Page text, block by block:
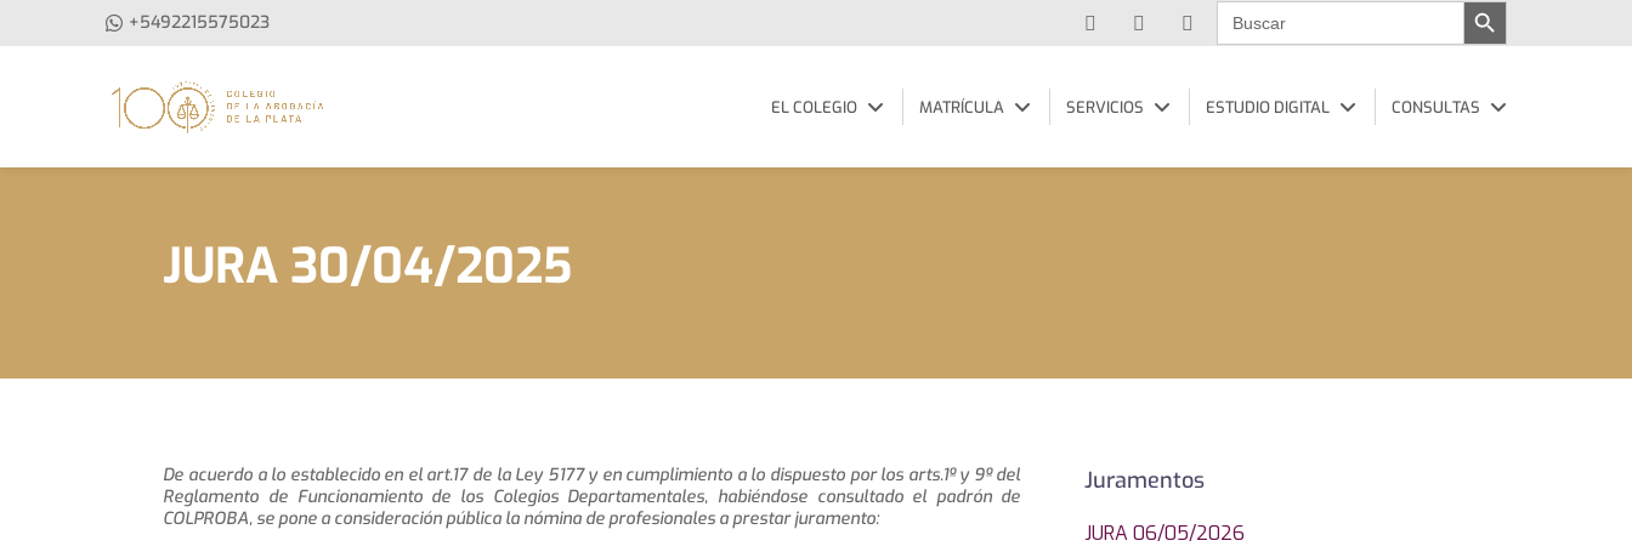
+5492215575023
Buscar:
EL COLEGIO MATRÍCULA SERVICIOS ESTUDIO DIGITAL CONSULTAS
JURA 30/04/2025
De acuerdo a lo establecido en el art.17 de la Ley 5177 y en cumplimiento a lo dispuesto por los arts.1º y 9º del
Reglamento de Funcionamiento de los Colegios Departamentales, habiéndose consultado el padrón de
COLPROBA, se pone a consideración pública la nómina de profesionales a prestar juramento:
Juramentos
JURA 06/05/2026